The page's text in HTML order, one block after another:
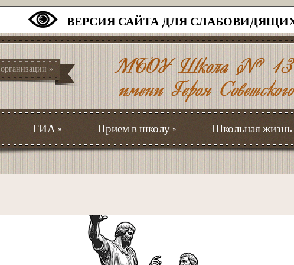
ВЕРСИЯ САЙТА ДЛЯ
»
ГИА » Прием в школу» Школьная жизнь